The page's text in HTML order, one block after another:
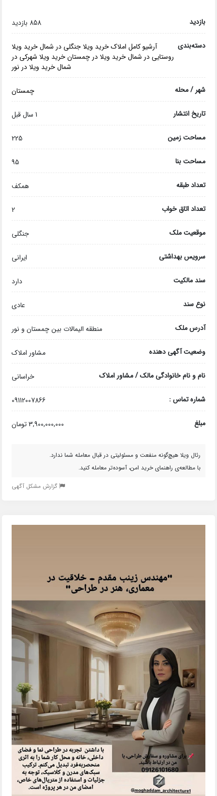
بازدید 858 بازدید
دسته‌بندی آرشیو کامل املاک خرید ویلا جنگلی در شمال خرید ویلا
روستایی در شمال خرید ویلا در چمستان خرید ویلا شهرکی در
شمال خرید ویلا در نور
شهر / محله چمستان
تاریخ انتشار 1 سال قبل
مساحت زمین 225
مساحت بنا 95
تعداد طبقه همکف
تعداد اتاق خواب 2
موقعیت ملک جنگلی
سرویس بهداشتی ایرانی
سند مالکیت دارد
نوع سند عادی
آدرس ملک منطقه الیمالات بین چمستان و نور
وضعیت آگهی دهنده مشاور املاک
نام و نام خانوادگی مالک / مشاور املاک خراسانی
شماره تماس : 09112007866
مبلغ 3,900,000,000 تومان
رئال ویلا هیچ‌گونه منفعت و مسئولیتی در قبال معامله شما ندارد.
با مطالعه‌ی راهنمای خرید امن، آسوده‌تر معامله کنید.
گزارش مشکل آگهی